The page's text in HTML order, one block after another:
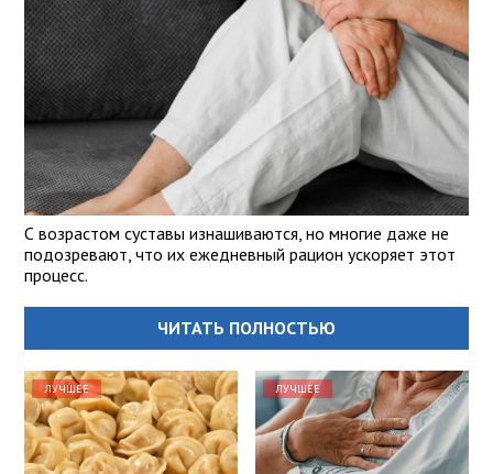
С возрастом суставы изнашиваются, но многие даже не
подозревают, что их ежедневный рацион ускоряет этот
процесс.
ЧИТАТЬ ПОЛНОСТЬЮ
ЛУЧШЕЕ ЛУЧШЕЕ